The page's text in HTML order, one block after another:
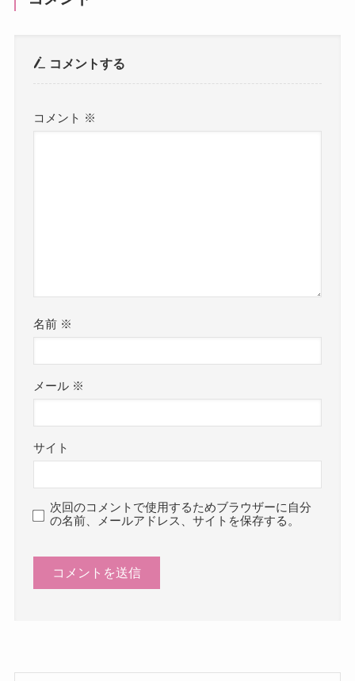
コメントする
コメント ※
名前 ※
メール ※
サイト
次回のコメントで使用するためブラウザーに自分
の名前、メールアドレス、サイトを保存する。